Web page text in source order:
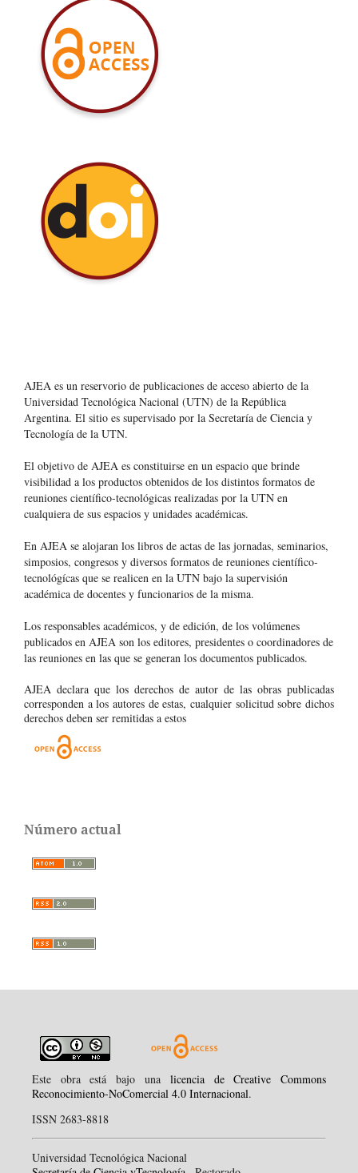
AJEA es un reservorio de publicaciones de acceso abierto de la
Universidad Tecnológica Nacional (UTN) de la República
Argentina. El sitio es supervisado por la Secretaría de Ciencia y
Tecnología de la UTN.
El objetivo de AJEA es constituirse en un espacio que brinde
visibilidad a los productos obtenidos de los distintos formatos de
reuniones científico-tecnológicas realizadas por la UTN en
cualquiera de sus espacios y unidades académicas.
En AJEA se alojaran los libros de actas de las jornadas, seminarios,
simposios, congresos y diversos formatos de reuniones científico-
tecnológícas que se realicen en la UTN bajo la supervisión
académica de docentes y funcionarios de la misma.
Los responsables académicos, y de edición, de los volúmenes
publicados en AJEA son los editores, presidentes o coordinadores de
las reuniones en las que se generan los documentos publicados.
AJEA declara que los derechos de autor de las obras publicadas
corresponden a los autores de estas, cualquier solicitud sobre dichos
derechos deben ser remitidas a estos
Número actual
Este obra está bajo unalicencia de Creative Commons
Reconocimiento-NoComercial 4.0 Internacional.
ISSN 2683-8818
Universidad Tecnológica Nacional